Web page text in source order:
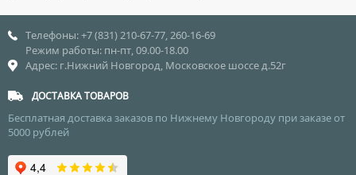
Телефоны: +7 (831) 210-67-77, 260-16-69
Режим работы: пн-пт, 09.00-18.00
Адрес: г.Нижний Новгород, Московское шоссе д.52г
ДОСТАВКА ТОВАРОВ
Бесплатная доставка заказов по Нижнему Новгороду при заказе от
5000 рублей